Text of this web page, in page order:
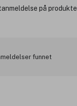
på
funnet